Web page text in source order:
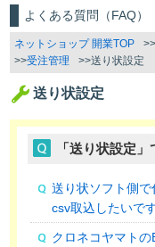
よくある質問（FAQ）
ネットショップ 開業TOP
受注管理
送り状設定
送り状設定
「送り状設定
送り状ソフト側
csv取込したいで
クロネコヤマト